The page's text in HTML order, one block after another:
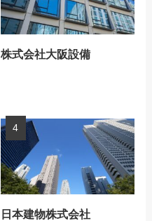
株式会社大阪設備
日本建物株式会社